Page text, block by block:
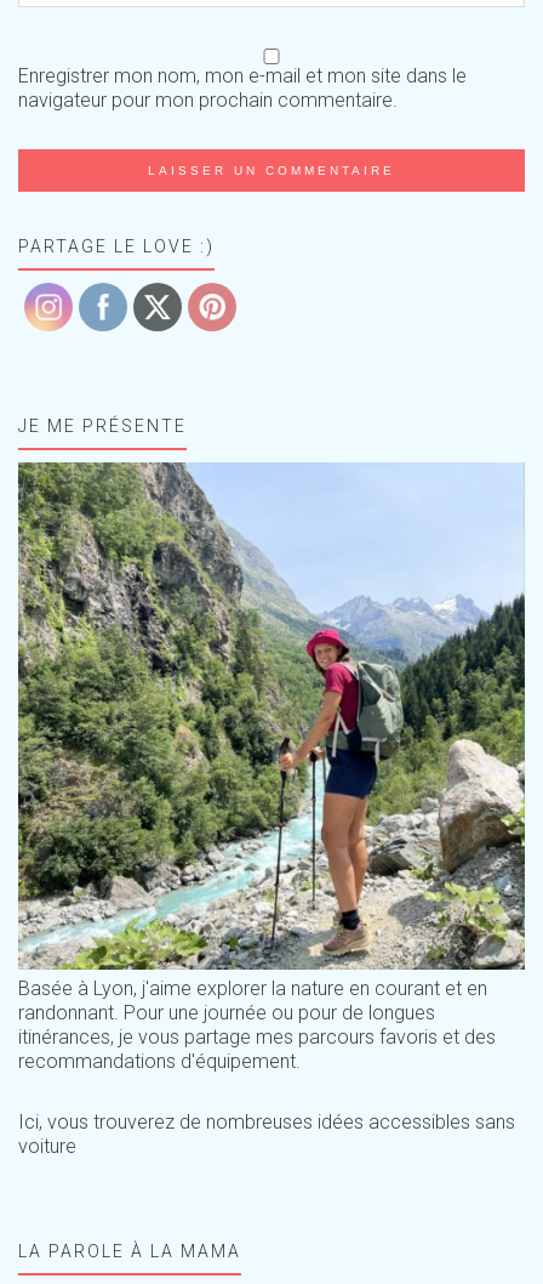
Enregistrer mon nom, mon e-mail et mon site dans le
navigateur pour mon prochain commentaire.
PARTAGE LE LOVE :)
JE ME PRÉSENTE
Basée à Lyon, j'aime explorer la nature en courant et en
randonnant. Pour une journée ou pour de longues
itinérances, je vous partage mes parcours favoris et des
recommandations d'équipement.
Ici, vous trouverez de nombreuses idées accessibles sans
voiture
LA PAROLE À LA MAMA